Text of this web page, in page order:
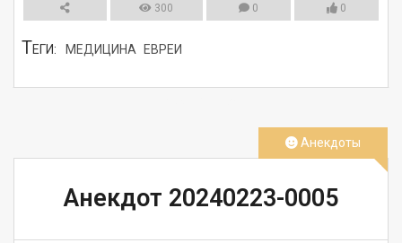
300 0 0
ТЕГИ: МЕДИЦИНА ЕВРЕИ
Анекдот 20240223-0005
Анекдоты